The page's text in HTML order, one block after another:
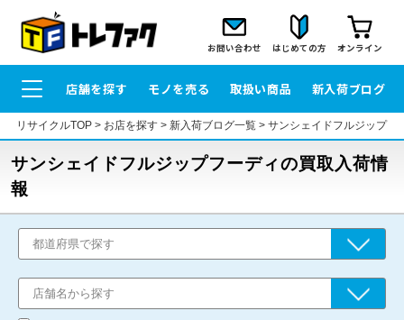
お問い合わせ はじめての方 オンライン
店舗を探す モノを売る 取扱い商品 新入荷ブログ
リサイクルTOP> お店を探す> 新入荷ブログ一覧> サンシェイドフルジップフ
サンシェイドフルジップフーディの買取入荷情
報